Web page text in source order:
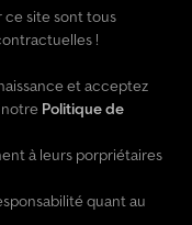
ce site sont tous
!
et acceptez
Politique de
à leurs porpriétaires
quant au